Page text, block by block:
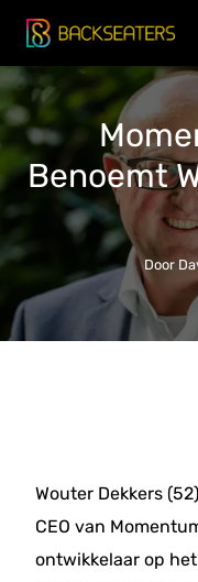
Doorgaan
naar
inhoud
Benoemt
Door
Wouter Dekkers
CEO van
ontwikkelaar op